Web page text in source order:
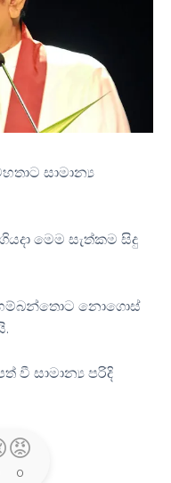
සාමාන්‍ය
මෙම සැත්කම සිදු
නොගොස්
වී සාමාන්‍ය පරිදි
😡
0